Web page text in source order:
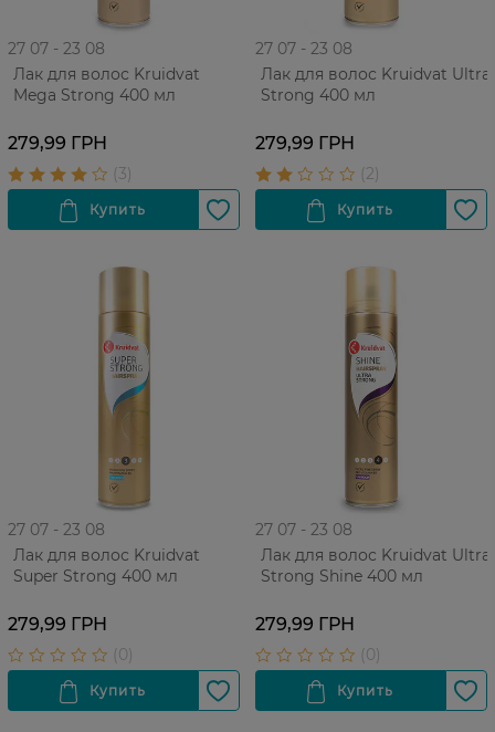
27 07 - 23 08
Лак для волос Kruidvat
Mega Strong 400 мл
279,99 ГРН
27 07 - 23 08
Лак для волос Kruidvat Ultra
Strong 400 мл
279,99 ГРН
27 07 - 23 08
Лак для волос Kruidvat
Super Strong 400 мл
279,99 ГРН
27 07 - 23 08
Лак для волос Kruidvat Ultra
Strong Shine 400 мл
279,99 ГРН